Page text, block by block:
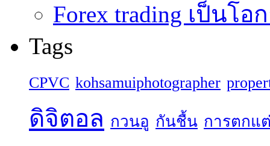
Forex trading เป็นโ
Tags
CPVC kohsamuiphotographer
ดิจิตอล กวนอู กันชื้น การตกแ